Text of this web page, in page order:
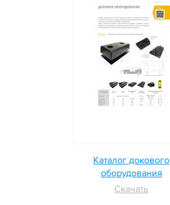
Каталог докового
оборудования
Скачать